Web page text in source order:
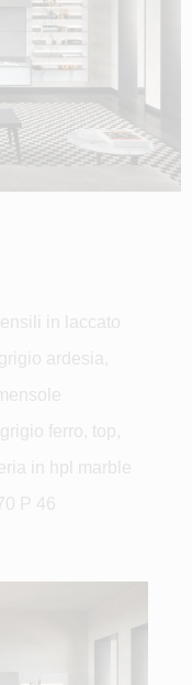
in laccato
ardesia,
ferro, top,
in hpl marble
P 46